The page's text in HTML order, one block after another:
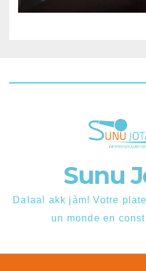
Sunu
Dalaal akk jàm! Votre
un monde en